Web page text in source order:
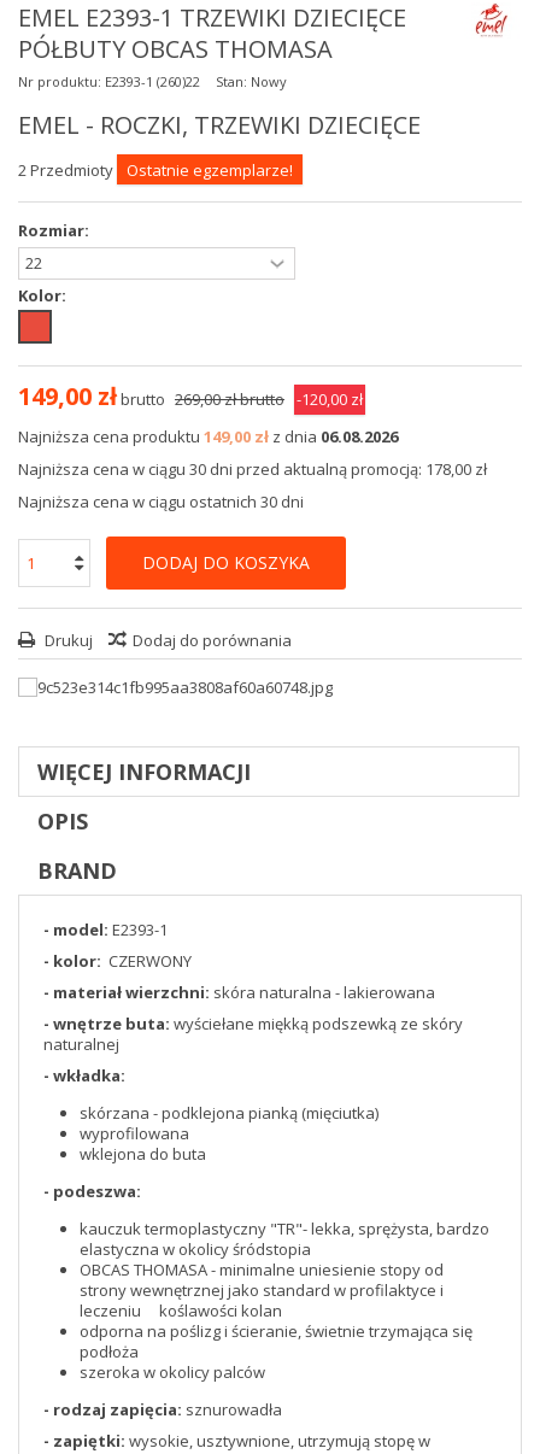
EMEL E2393-1 TRZEWIKI DZIECIĘCE
PÓŁBUTY OBCAS THOMASA
Nr produktu: E2393-1 (260)22 Stan: Nowy
EMEL - ROCZKI, TRZEWIKI DZIECIĘCE
2Przedmioty Ostatnie egzemplarze!
Rozmiar:
Kolor:
149,00 złbrutto 269,00 złbrutto -120,00 zł
Najniższa cena produktu 149,00 zł z dnia 06.08.2026
Najniższa cena w ciągu 30 dni przed aktualną promocją: 178,00 zł
Najniższa cena w ciągu ostatnich 30 dni
DODAJ DO KOSZYKA
Drukuj Dodaj do porównania
WIĘCEJ INFORMACJI
OPIS
BRAND
- model: E2393-1
- kolor: CZERWONY
- materiał wierzchni: skóra naturalna - lakierowana
- wnętrze buta: wyściełane miękką podszewką ze skóry
naturalnej
- wkładka:
skórzana - podklejona pianką (mięciutka)
wyprofilowana
wklejona do buta
- podeszwa:
kauczuk termoplastyczny "TR"- lekka, sprężysta, bardzo
elastyczna w okolicy śródstopia
OBCAS THOMASA - minimalne uniesienie stopy od
strony wewnętrznej jako standard w profilaktyce i
leczeniu koślawości kolan
odporna na poślizg i ścieranie, świetnie trzymająca się
podłoża
szeroka w okolicy palców
- rodzaj zapięcia: sznurowadła
- zapiętki: wysokie, usztywnione, utrzymują stopę w